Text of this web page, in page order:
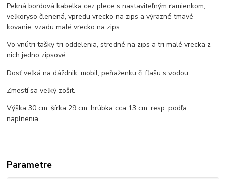
Pekná bordová kabelka cez plece s nastaviteľným ramienkom,
veľkoryso členená, vpredu vrecko na zips a výrazné tmavé
kovanie, vzadu malé vrecko na zips.
Vo vnútri tašky tri oddelenia, stredné na zips a tri malé vrecka z
nich jedno zipsové.
Dosť veľká na dáždnik, mobil, peňaženku či fľašu s vodou.
Zmestí sa veľký zošit.
Výška 30 cm, šírka 29 cm, hrúbka cca 13 cm, resp. podľa
naplnenia.
Parametre